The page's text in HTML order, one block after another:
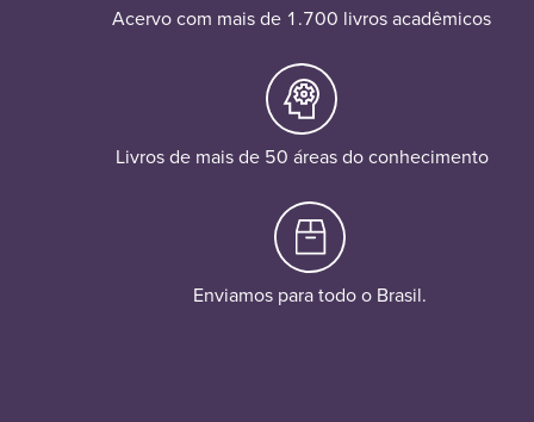
Acervo com mais de 1.700 livros acadêmicos
Livros de mais de 50 áreas do conhecimento
Enviamos para todo o Brasil.